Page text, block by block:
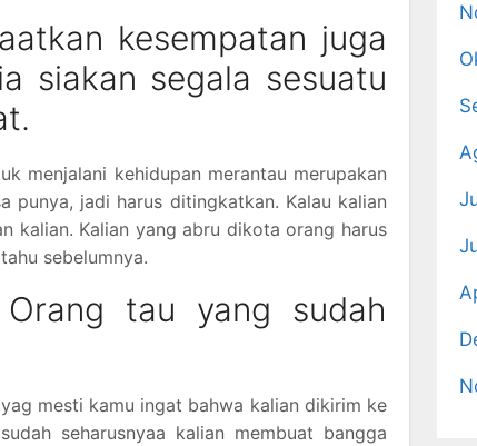
kesempatan juga
siakan segala sesuatu
menjalani kehidupan merantau merupakan
punya, jadi harus ditingkatkan. Kalau kalian
kalian. Kalian yang abru dikota orang harus
sebelumnya.
tau yang sudah
mesti kamu ingat bahwa kalian dikirim ke
seharusnyaa kalian membuat bangga